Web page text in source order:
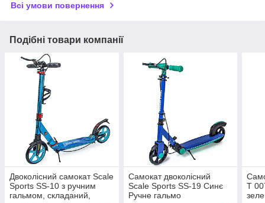
Всі умови повернення
Подібні товари компанії
Двоколісний самокат Scale
Sports SS-10 з ручним
гальмом, складаний,
Самокат двоколісний
Scale Sports SS-19 Синє
Ручне гальмо
T